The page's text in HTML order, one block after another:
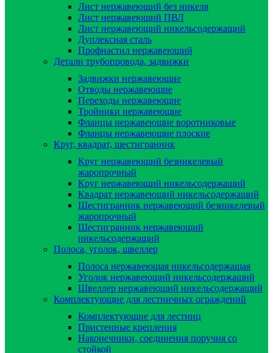
Лист нержавеющий без никеля
Лист нержавеющий ПВЛ
Лист нержавеющий никельсодержащий
Дуплексная сталь
Профнастил нержавеющий
Детали трубопровода, задвижки
Задвижки нержавеющие
Отводы нержавеющие
Переходы нержавеющие
Тройники нержавеющие
Фланцы нержавеющие воротниковые
Фланцы нержавеющие плоские
Круг, квадрат, шестигранник
Круг нержавеющий безникелевый
жаропрочный
Круг нержавеющий никельсодержащий
Квадрат нержавеющий никельсодержащий
Шестигранник нержавеющий безникелевый
жаропрочный
Шестигранник нержавеющий
никельсодержащий
Полоса, уголок, швеллер
Полоса нержавеющая никельсодержащая
Уголок нержавеющий никельсодержащий
Швеллер нержавеющий никельсодержащий
Комплектующие для лестничных ограждений
Комплектующие для лестниц
Пристенные крепления
Наконечники, соединения поручня со
стойкой